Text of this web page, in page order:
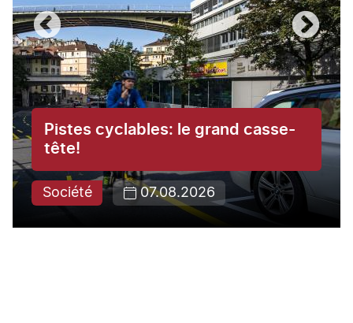
Pistes cyclables: le grand casse-
tête!
Société 07.08.2026